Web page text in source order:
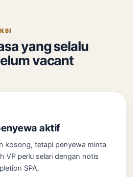
yang selalu
vacant
aktif
kosong, tetapi penyewa minta
VP perlu selari dengan notis
SPA.